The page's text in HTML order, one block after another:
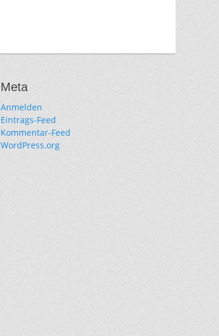
Meta
Anmelden
Eintrags-Feed
Kommentar-Feed
WordPress.org